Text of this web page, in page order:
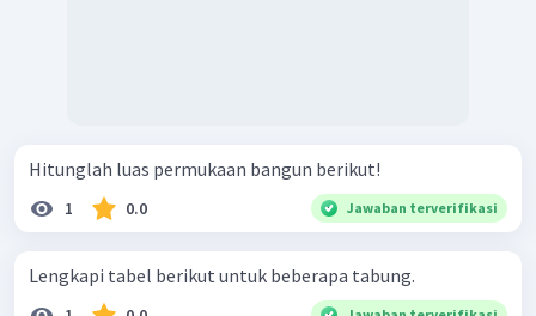
Hitunglah luas permukaan bangun berikut!
1 0.0 Jawaban terverifikasi
Lengkapi tabel berikut untuk beberapa tabung.